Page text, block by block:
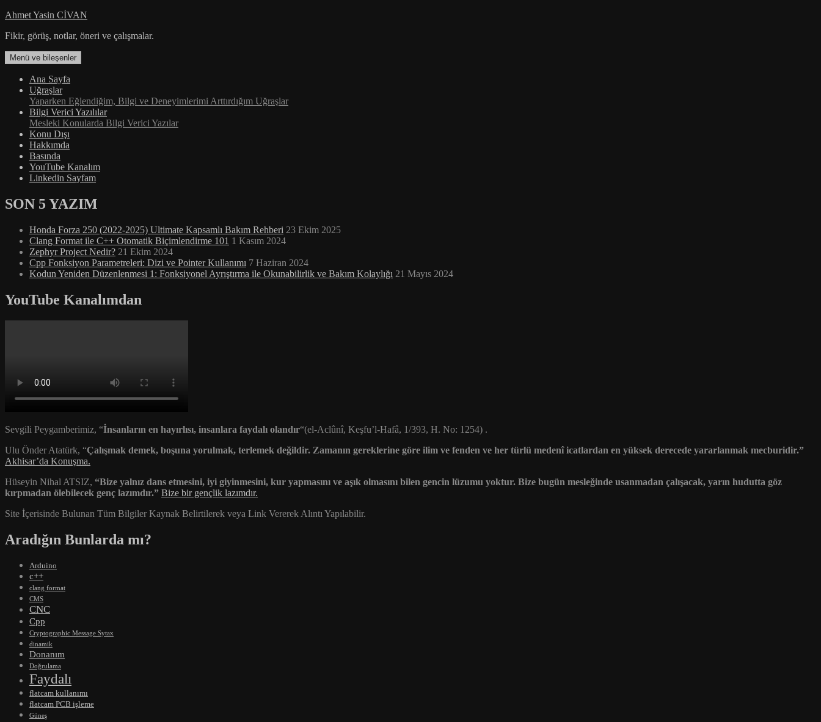
İçeriğe
Ahmet Yasin CİVAN
Fikir, görüş, notlar, öneri ve çalışmalar.
Menü ve bileşenler
Ana Sayfa
Uğraşlar
Yaparken Eğlendiğim, Bilgi ve Deneyimlerimi Arttırdığım Uğraşlar
Bilgi Verici Yazılılar
Mesleki Konularda Bilgi Verici Yazılar
Konu Dışı
Hakkımda
Basında
YouTube Kanalım
Linkedin Sayfam
SON 5 YAZIM
Honda Forza 250 (2022-2025) Ultimate Kapsamlı Bakım Rehberi 23 Ekim 2025
Clang Format ile C++ Otomatik Biçimlendirme 101 1 Kasım 2024
Zephyr Project Nedir? 21 Ekim 2024
Cpp Fonksiyon Parametreleri: Dizi ve Pointer Kullanımı 7 Haziran 2024
Kodun Yeniden Düzenlenmesi 1: Fonksiyonel Ayrıştırma ile Okunabilirlik ve Bakım Kolaylığı 21 Mayıs 2024
YouTube Kanalımdan
Sevgili Peygamberimiz, “İnsanların en hayırlısı, insanlara faydalı olandır“(el-Aclûnî, Keşfu’l-Hafâ, 1/393, H. No: 1254) .
Ulu Önder Atatürk, “Çalışmak demek, boşuna yorulmak, terlemek değildir. Zamanın gereklerine göre ilim ve fenden ve her türlü medenî icatlardan en yüksek derecede yararlanmak mecburidir.”
Akhisar’da Konuşma.
Hüseyin Nihal ATSIZ, “Bize yalnız dans etmesini, iyi giyinmesini, kur yapmasını ve aşık olmasını bilen gencin lüzumu yoktur. Bize bugün mesleğinde usanmadan çalışacak, yarın hudutta göz
kırpmadan ölebilecek genç lazımdır.” Bize bir gençlik lazımdır.
Site İçerisinde Bulunan Tüm Bilgiler Kaynak Belirtilerek veya Link Vererek Alıntı Yapılabilir.
Aradığın Bunlarda mı?
Arduino
c++
clang format
CMS
CNC
Cpp
Cryptographic Message Sytax
dinamik
Donanım
Doğrulama
Faydalı
flatcam kullanımı
flatcam PCB işleme
Güneş